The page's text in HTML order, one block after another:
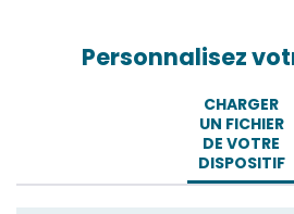
Personnalisez
CHARGER
UN FICHIER
DE VOTRE
DISPOSITIF